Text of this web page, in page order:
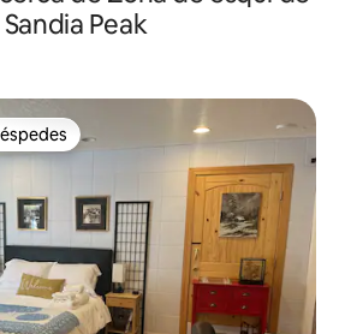
Sandia Peak
entre huéspedes